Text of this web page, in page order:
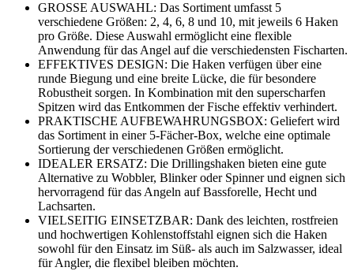
GROSSE AUSWAHL: Das Sortiment umfasst 5
verschiedene Größen: 2, 4, 6, 8 und 10, mit jeweils 6 Haken
pro Größe. Diese Auswahl ermöglicht eine flexible
Anwendung für das Angel auf die verschiedensten Fischarten.
EFFEKTIVES DESIGN: Die Haken verfügen über eine
runde Biegung und eine breite Lücke, die für besondere
Robustheit sorgen. In Kombination mit den superscharfen
Spitzen wird das Entkommen der Fische effektiv verhindert.
PRAKTISCHE AUFBEWAHRUNGSBOX: Geliefert wird
das Sortiment in einer 5-Fächer-Box, welche eine optimale
Sortierung der verschiedenen Größen ermöglicht.
IDEALER ERSATZ: Die Drillingshaken bieten eine gute
Alternative zu Wobbler, Blinker oder Spinner und eignen sich
hervorragend für das Angeln auf Bassforelle, Hecht und
Lachsarten.
VIELSEITIG EINSETZBAR: Dank des leichten, rostfreien
und hochwertigen Kohlenstoffstahl eignen sich die Haken
sowohl für den Einsatz im Süß- als auch im Salzwasser, ideal
für Angler, die flexibel bleiben möchten.